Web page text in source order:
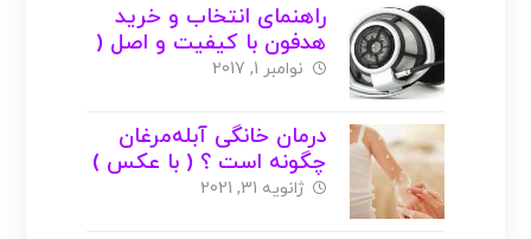
راهنمای انتخاب و خرید
هدفون با کیفیت و اصل (
با عکس )
نوامبر 1, 2017
درمان خانگی آبله‌مرغان
چگونه است ؟ ( با عکس )
ژانویه 31, 2021